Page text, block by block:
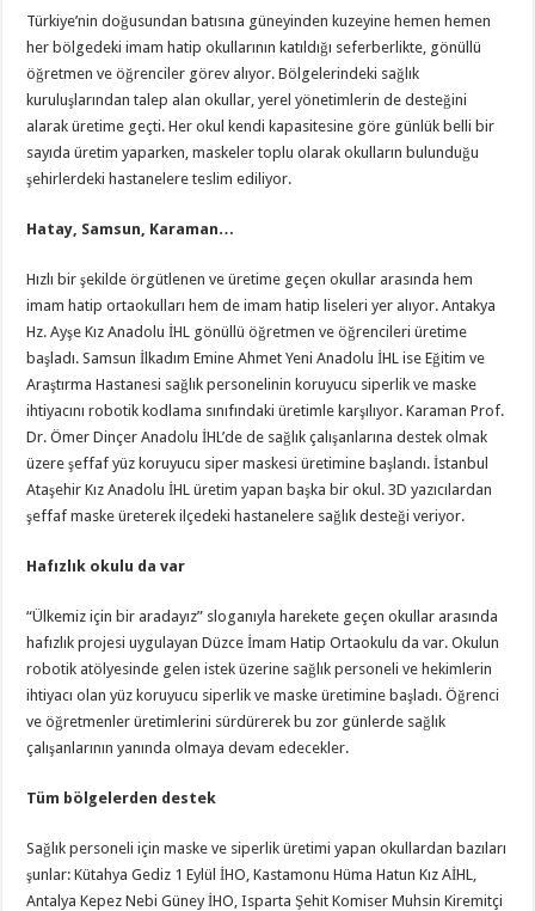
Türkiye’nin doğusundan batısına güneyinden kuzeyine hemen hemen
her bölgedeki imam hatip okullarının katıldığı seferberlikte, gönüllü
öğretmen ve öğrenciler görev alıyor. Bölgelerindeki sağlık
kuruluşlarından talep alan okullar, yerel yönetimlerin de desteğini
alarak üretime geçti. Her okul kendi kapasitesine göre günlük belli bir
sayıda üretim yaparken, maskeler toplu olarak okulların bulunduğu
şehirlerdeki hastanelere teslim ediliyor.
Hatay, Samsun, Karaman…
Hızlı bir şekilde örgütlenen ve üretime geçen okullar arasında hem
imam hatip ortaokulları hem de imam hatip liseleri yer alıyor. Antakya
Hz. Ayşe Kız Anadolu İHL gönüllü öğretmen ve öğrencileri üretime
başladı. Samsun İlkadım Emine Ahmet Yeni Anadolu İHL ise Eğitim ve
Araştırma Hastanesi sağlık personelinin koruyucu siperlik ve maske
ihtiyacını robotik kodlama sınıfındaki üretimle karşılıyor. Karaman Prof.
Dr. Ömer Dinçer Anadolu İHL’de de sağlık çalışanlarına destek olmak
üzere şeffaf yüz koruyucu siper maskesi üretimine başlandı. İstanbul
Ataşehir Kız Anadolu İHL üretim yapan başka bir okul. 3D yazıcılardan
şeffaf maske üreterek ilçedeki hastanelere sağlık desteği veriyor.
Hafızlık okulu da var
“Ülkemiz için bir aradayız” sloganıyla harekete geçen okullar arasında
hafızlık projesi uygulayan Düzce İmam Hatip Ortaokulu da var. Okulun
robotik atölyesinde gelen istek üzerine sağlık personeli ve hekimlerin
ihtiyacı olan yüz koruyucu siperlik ve maske üretimine başladı. Öğrenci
ve öğretmenler üretimlerini sürdürerek bu zor günlerde sağlık
çalışanlarının yanında olmaya devam edecekler.
Tüm bölgelerden destek
Sağlık personeli için maske ve siperlik üretimi yapan okullardan bazıları
şunlar: Kütahya Gediz 1 Eylül İHO, Kastamonu Hüma Hatun Kız AİHL,
Antalya Kepez Nebi Güney İHO, Isparta Şehit Komiser Muhsin Kiremitçi